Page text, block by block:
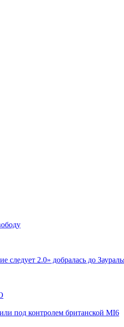
2.0» добралась до
под контролем британской MI6